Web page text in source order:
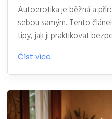
Autoerotika je běžná a
sebou samým. Tento
tipy, jak ji praktikovat
Zaměřujeme se na význam
zdraví, vhodné prostředí a
potěšení.
Číst více